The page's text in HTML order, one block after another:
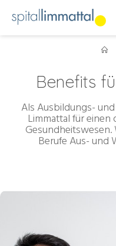
Benefits
Als Ausbildungs-
Limmattal für einen
Berufe Aus- und